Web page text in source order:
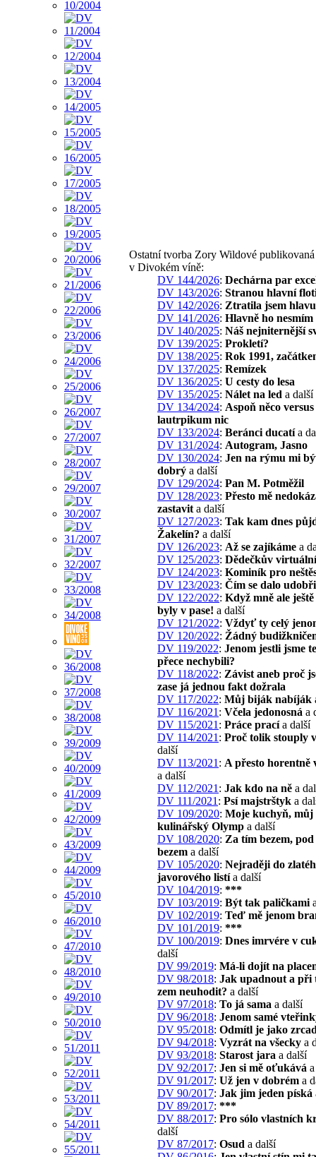
Ostatní tvorba Zory Wildové publikovaná
v Divokém víně:
DV 144/2026: Dechárna par
DV 143/2026: Stranou hlavní
DV 142/2026: Ztratila jsem hlavu
DV 141/2026: Hlavně ho
DV 140/2025: Náš nejniternější
DV 139/2025: Prokletí?
DV 138/2025: Rok 1991,
DV 137/2025: Remízek
DV 136/2025: U cesty do lesa
DV 135/2025: Nálet na led a další
DV 134/2024: Aspoň něco versus
lautrpikum nic
DV 133/2024: Beránci ducatía
DV 131/2024: Autogram, Jasno
DV 130/2024: Jen na rýmu mi
dobrý a další
DV 129/2024: Pan M. Potměžil
DV 128/2023: Přesto mě
zastavit a další
DV 127/2023: Tak kam dnes
Žakelín? a další
DV 126/2023: Až se zajíkáme a
DV 125/2023: Dědečkův
DV 124/2023: Kominík pro
DV 123/2023: Čím se dalo
DV 122/2022: Když mně ale
byly v pase! a další
DV 121/2022: Vždyť ty celý
DV 120/2022: Žádný
DV 119/2022: Jenom jestli jsme
přece nechybili?
DV 118/2022: Závist aneb proč
zase já jednou fakt dožrala
DV 117/2022: Můj biják nabíják
DV 116/2021 : Včela jedonosná a
DV 115/2021 : Práce pracía další
DV 114/2021 : Proč tolik stouply
další
DV 113/2021 : A přesto horentně
a další
DV 112/2021 : Jak kdo na ně a
DV 111/2021 : Psí majstrštyk a
DV 109/2020: Moje kuchyň, můj
kulinářský Olymp a další
DV 108/2020: Za tím bezem,
bezem a další
DV 105/2020: Nejraději do
javorového listía další
DV 104/2019: ***
DV 103/2019: Být tak paličkami
DV 102/2019: Teď mě jenom
DV 101/2019: ***
DV 100/2019: Dnes imrvére v
další
DV 99/2019: Má-li dojít na
DV 98/2018: Jak upadnout a při
zem neuhodit? a další
DV 97/2018: To já sama a další
DV 96/2018: Jenom samé
DV 95/2018: Odmítl je jako
DV 94/2018: Vyzrát na všecky a
DV 93/2018: Starost jara a další
DV 92/2017: Jen si mě oťukává
DV 91/2017: Už jen v dobrém a
DV 90/2017: Jak jim jeden píská
DV 89/2017: ***
DV 88/2017: Pro sólo vlastních
další
DV 87/2017: Osud a další